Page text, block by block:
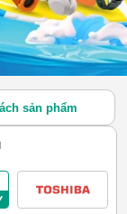
sản phẩm